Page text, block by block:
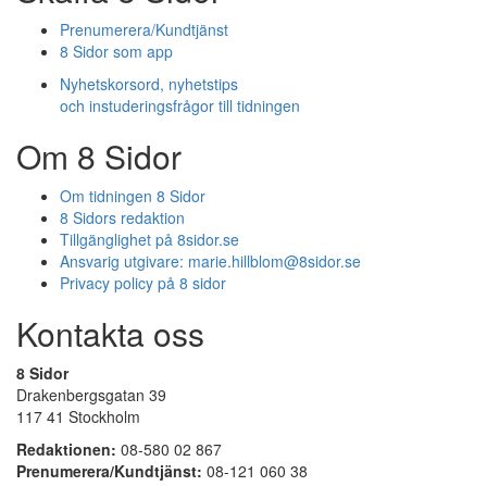
Prenumerera/Kundtjänst
8 Sidor som app
Nyhetskorsord, nyhetstips
och instuderingsfrågor till tidningen
Om 8 Sidor
Om tidningen 8 Sidor
8 Sidors redaktion
Tillgänglighet på 8sidor.se
Ansvarig utgivare: marie.hillblom@8sidor.se
Privacy policy på 8 sidor
Kontakta oss
8 Sidor
Drakenbergsgatan 39
117 41 Stockholm
Redaktionen: 08-580 02 867
Prenumerera/Kundtjänst: 08-121 060 38